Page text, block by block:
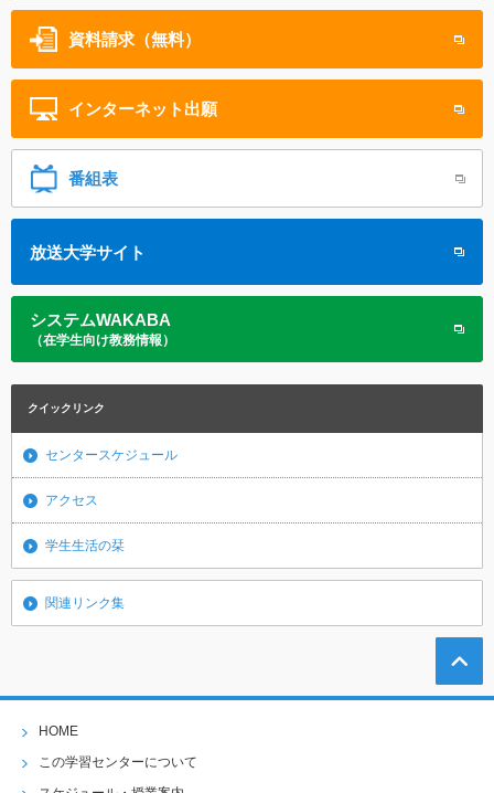
資料請求（無料）
インターネット 出願
番組表
放送大学サイト
システムWAKABA
（在学生向け教務情報）
クイックリンク
センタースケジュール
アクセス
学生生活の栞
関連リンク集
HOME
この学習センターについて